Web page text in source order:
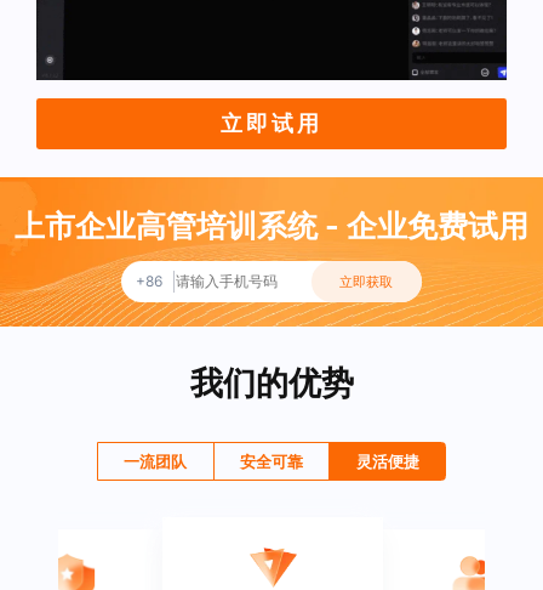
立即试用
上市企业高管培训系统 - 企业免费试用
+86 立即获取
我们的优势
一流团队 安全可靠 灵活便捷